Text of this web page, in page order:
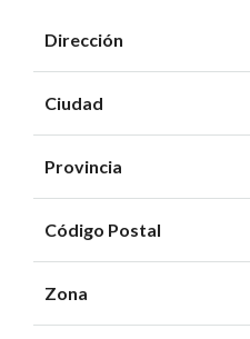
Dirección
Ciudad
Provincia
Código Postal
Zona